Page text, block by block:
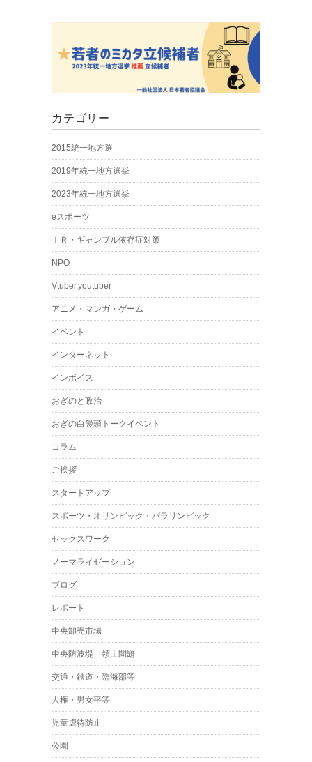
カテゴリー
2015統一地方選
2019年統一地方選挙
2023年統一地方選挙
eスポーツ
ＩＲ・ギャンブル依存症対策
NPO
Vtuber.youtuber
アニメ・マンガ・ゲーム
イベント
インターネット
インボイス
おぎのと政治
おぎの白饅頭トークイベント
コラム
ご挨拶
スタートアップ
スポーツ・オリンピック・パラリンピック
セックスワーク
ノーマライゼーション
ブログ
レポート
中央卸売市場
中央防波堤 領土問題
交通・鉄道・臨海部等
人権・男女平等
児童虐待防止
公園